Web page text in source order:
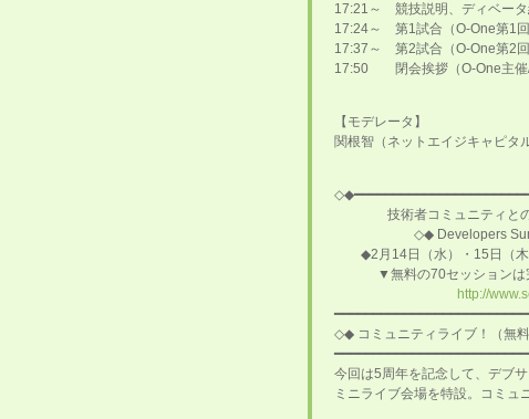
17:21～ 競技説明、ディベータ
17:24～ 第1試合（O-One第1回
17:37～ 第2試合（O-One第2回
17:50 閉会挨拶（O-One主催/
【モデレータ】
関根智（ネットエイジキャピタ
技術者コミュニティとの連
◇◆ Developers Summit
◆2月14日（水）・15日（
▼無料の70セッションは完
http://
◇◆ コミュニティライブ！（無
今回は5周年を記念して、デブ
ミニライブ会場を特設。コミュ